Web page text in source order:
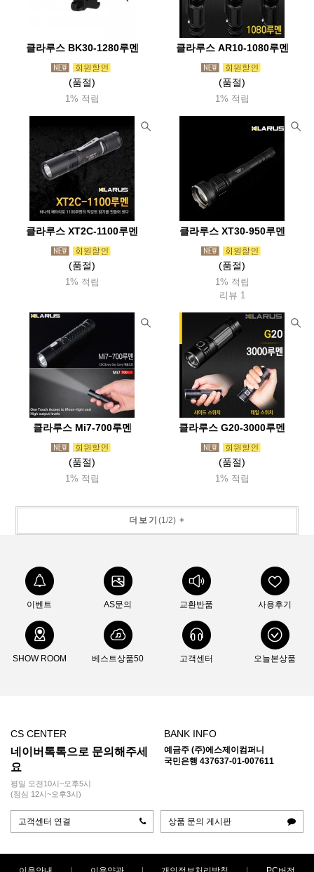
클라루스 BK30-1280루멘
(품절)
1% 적립
클라루스 AR10-1080루멘
(품절)
1% 적립
클라루스 XT2C-1100루멘
(품절)
1% 적립
클라루스 XT30-950루멘
(품절)
1% 적립
리뷰 1
클라루스 Mi7-700루멘
(품절)
1% 적립
클라루스 G20-3000루멘
(품절)
1% 적립
더보기 (1/2)+
이벤트 AS문의 교환반품 사용후기
SHOW ROOM 베스트상품50 고객센터 오늘본상품
CS CENTER
네이버톡톡으로 문의해주세
요
평일 오전10시~오후5시
(점심 12시~오후3시)
BANK INFO
예금주 (주)에스제이컴퍼니
국민은행 437637-01-007611
고객센터 연결 상품 문의 게시판